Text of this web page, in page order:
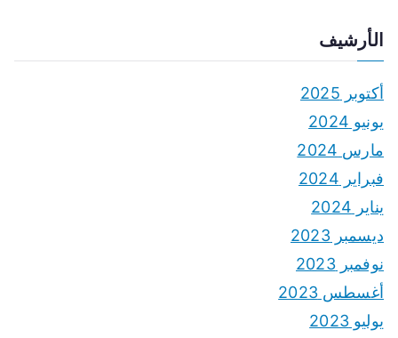
الأرشيف
أكتوبر 2025
يونيو 2024
مارس 2024
فبراير 2024
يناير 2024
ديسمبر 2023
نوفمبر 2023
أغسطس 2023
يوليو 2023